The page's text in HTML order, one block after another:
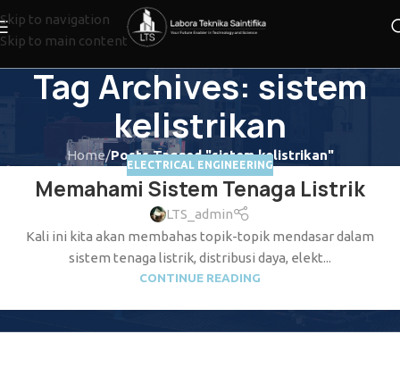
Skip to navigation
Skip to main content
Tag Archives: sistem
kelistrikan
Home/Posts Tagged "sistem kelistrikan"
ELECTRICAL ENGINEERING
Memahami Sistem Tenaga Listrik
LTS_admin
Kali ini kita akan membahas topik-topik mendasar dalam
sistem tenaga listrik, distribusi daya, elekt...
CONTINUE READING